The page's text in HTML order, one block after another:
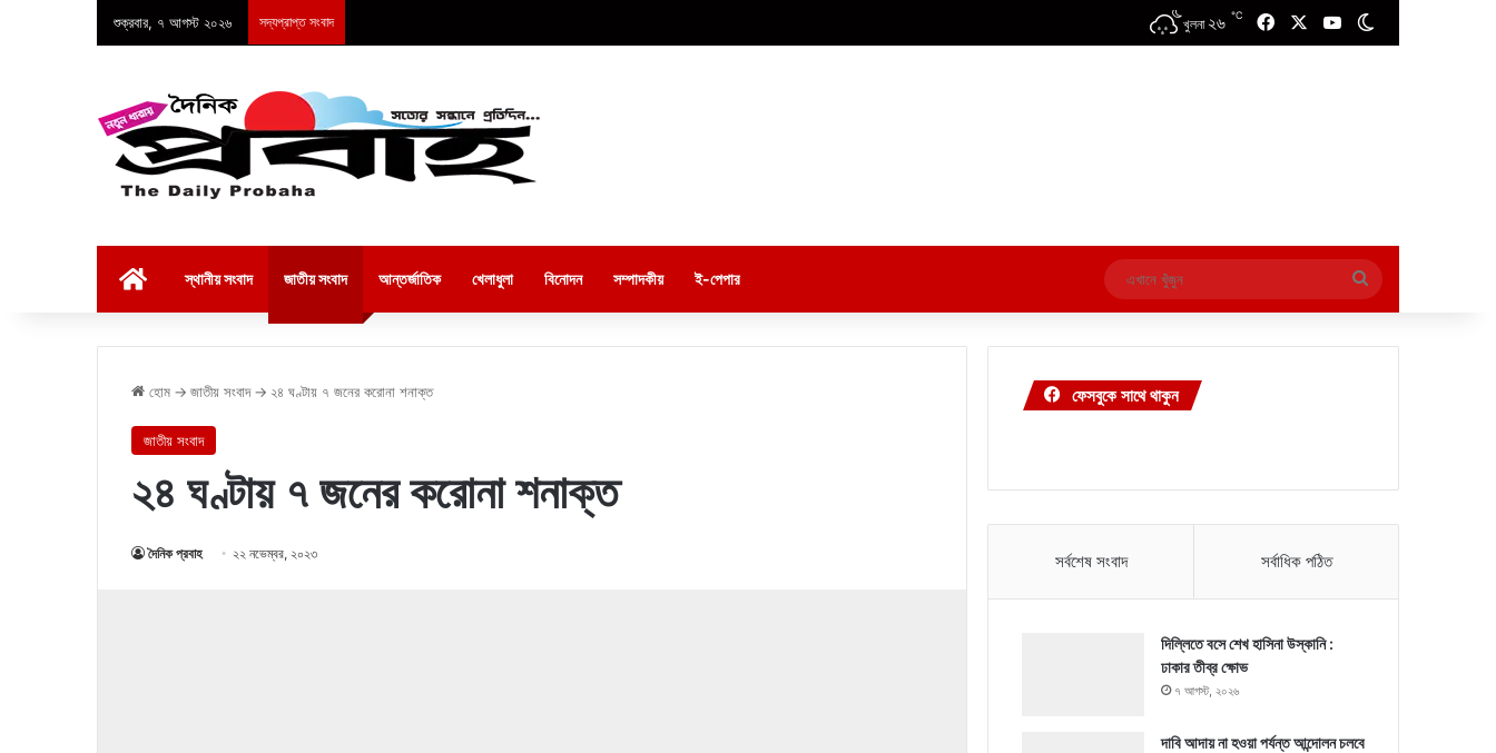
শুক্রবার, ৭ আগস্ট ২০২৬ সদ্যপ্রাপ্ত সংবাদ খুলনা ২৬ ℃ FacebookYouTube
স্থানীয় সংবাদ জাতীয় সংবাদ আন্তর্জাতিক খেলাধুলা বিনোদন সম্পাদকীয় ই-পেপার
এখানে
খুঁজুন
হোম → জাতীয় সংবাদ → ২৪ ঘণ্টায় ৭ জনের করোনা শনাক্ত
জাতীয় সংবাদ
২৪ ঘণ্টায় ৭ জনের করোনা শনাক্ত
দৈনিক প্রবাহ ২২ নভেম্বর, ২০২৩
ফেসবুকে সাথে থাকুন
সর্বশেষ সংবাদ সর্বাধিক পঠিত
দিল্লিতে বসে শেখ হাসিনা উস্কানি :
ঢাকার তীব্র ক্ষোভ
৭ আগস্ট, ২০২৬
দাবি আদায় না হওয়া পর্যন্ত আন্দোলন চলবে